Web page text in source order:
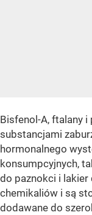
Bisfenol-A, ftalany
substancjami
hormonalnego
konsumpcyjnych,
do paznokci i lakier
chemikaliów i są
dodawane do